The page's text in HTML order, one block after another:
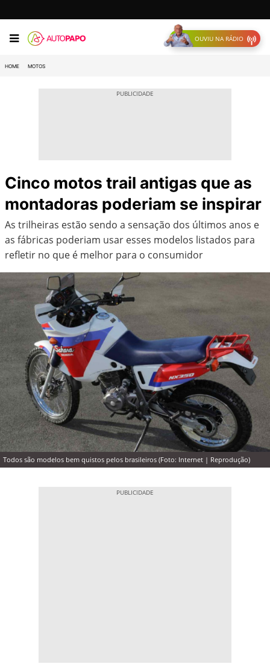
OUVIU NA RÁDIO
HOME MOTOS
Cinco motos trail antigas que as
montadoras poderiam se inspirar
As trilheiras estão sendo a sensação dos últimos anos e
as fábricas poderiam usar esses modelos listados para
refletir no que é melhor para o consumidor
Todos são modelos bem quistos pelos brasileiros (Foto: Internet | Reprodução)